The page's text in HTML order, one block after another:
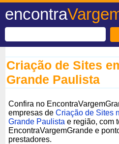
encontra
Criação de Sites
Grande Paulista
Confira no
empresas deCriação de Sites
Grande Paulista e região, com
EncontraVargemGrande e
prestadores.